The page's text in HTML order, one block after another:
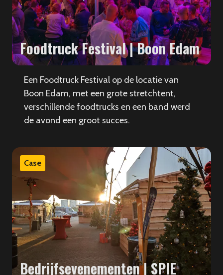
Foodtruck Festival | Boon Edam
Een Foodtruck Festival op de locatie van
Boon Edam, met een grote stretchtent,
verschillende foodtrucks en een band werd
de avond een groot succes.
Case
Bedrijfsevenementen | SPIE